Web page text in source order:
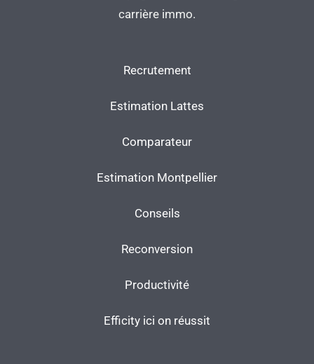
carrière immo.
Recrutement
Estimation Lattes
Comparateur
Estimation Montpellier
Conseils
Reconversion
Productivité
Efficity ici on réussit